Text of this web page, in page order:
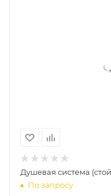
Душевая система
По запросу